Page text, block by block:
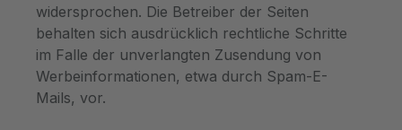
widersprochen. Die Betreiber der Seiten
behalten sich ausdrücklich rechtliche Schritte
im Falle der unverlangten Zusendung von
Werbeinformationen, etwa durch Spam-E-
Mails, vor.